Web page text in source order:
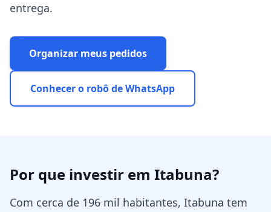
entrega.
Organizar meus pedidos
Conhecer o robô de WhatsApp
Por que investir em Itabuna?
Com cerca de 196 mil habitantes, Itabuna tem